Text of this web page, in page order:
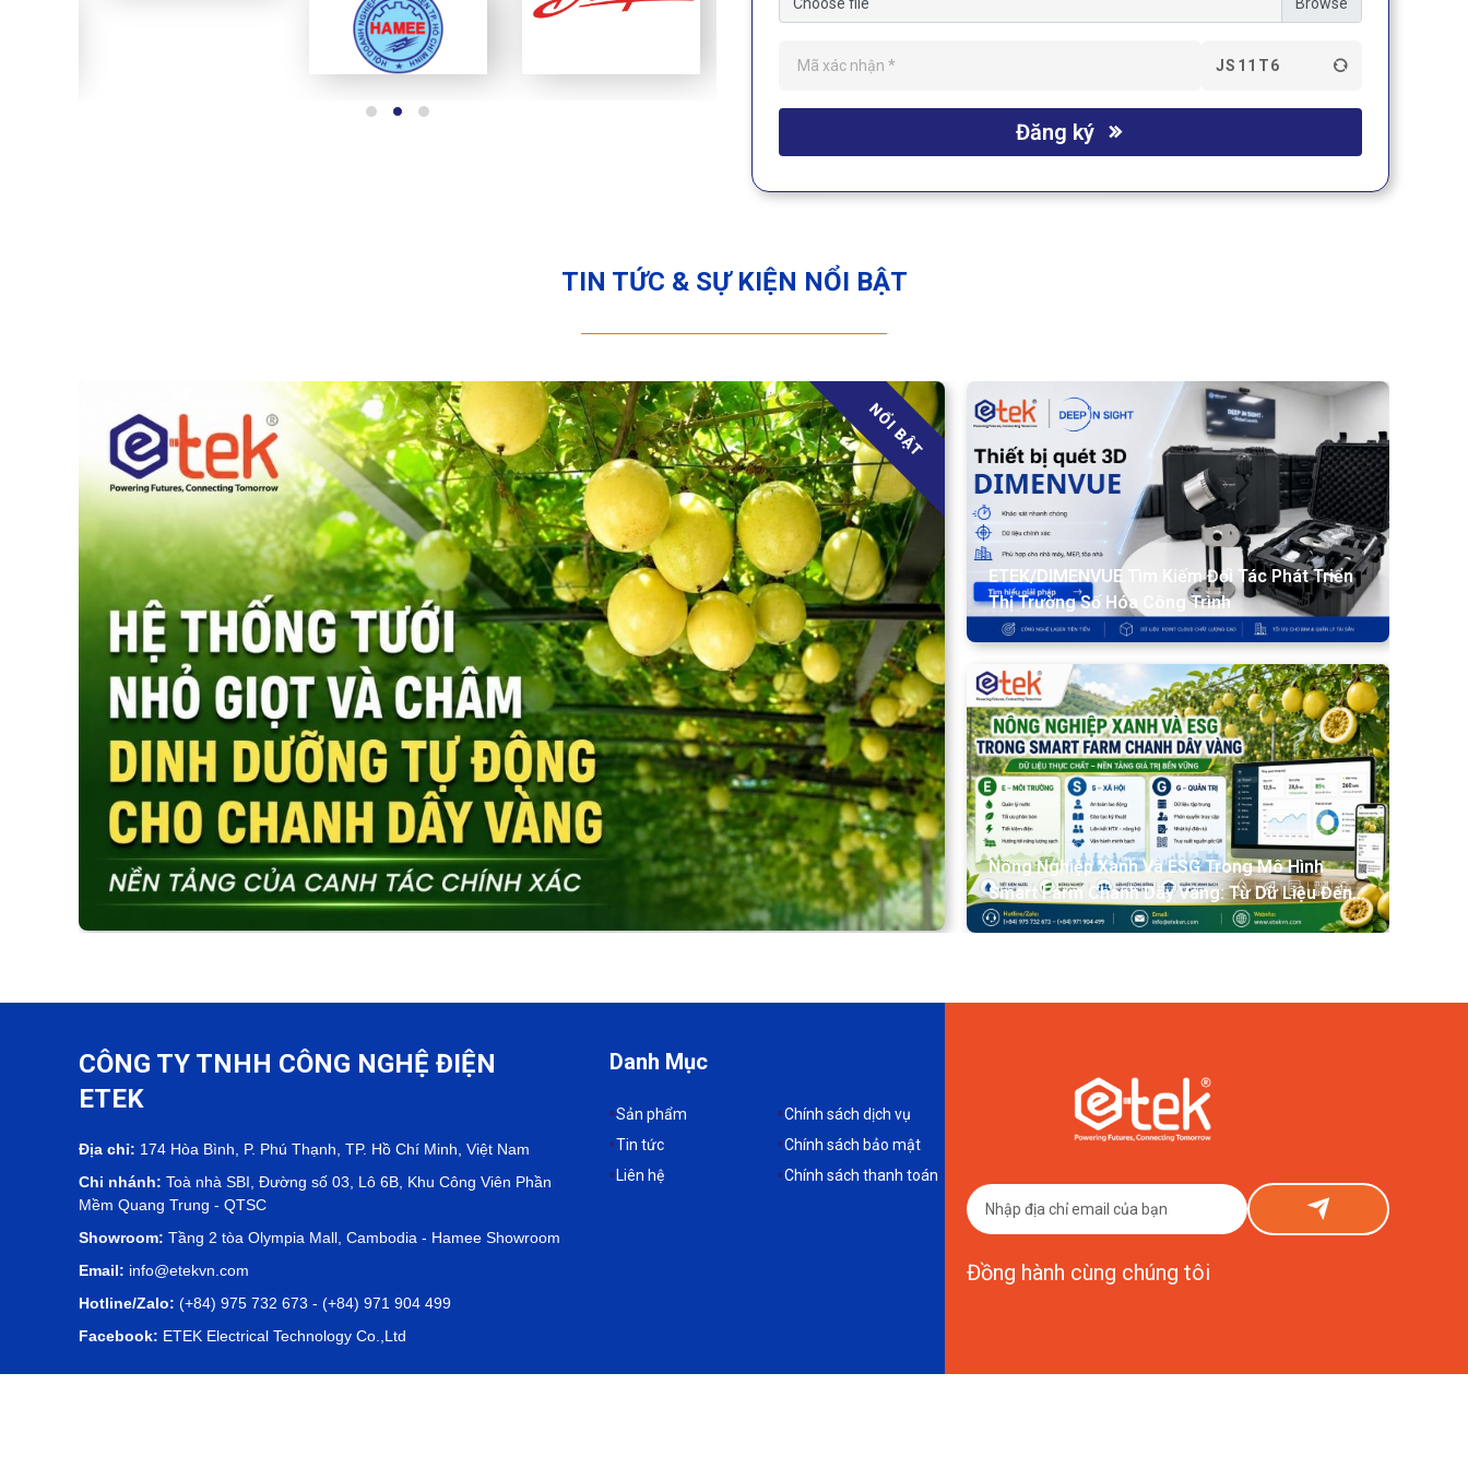
JS11T6
Đăng ký
TIN TỨC & SỰ KIỆN NỔI BẬT
NỔI BẬT
Hệ Thống Tưới Nhỏ Giọt & Châm Dinh Dưỡng Tự Động Cho Chanh Dây
Giải pháp tưới nhỏ giọt và châm dinh dưỡng tự động ETEK giúp farm chanh dây vàng kiểm soát nước, dinh dưỡng đồng
đều theo từng lô, tiết kiệm chi phí và hướng tới ESG.
ETEK/DIMENVUE Tìm Kiếm Đối Tác Phát Triển
Thị Trường Số Hóa Công Trình
Nông Nghiệp Xanh Và ESG Trong Mô Hình
Smart Farm Chanh Dây Vàng: Từ Dữ Liệu Đến
Giá Trị Bền Vững
CÔNG TY TNHH CÔNG NGHỆ ĐIỆN
ETEK
Địa chỉ: 174 Hòa Bình, P. Phú Thạnh, TP. Hồ Chí Minh, Việt Nam
Chi nhánh: Toà nhà SBI, Đường số 03, Lô 6B, Khu Công Viên Phần
Mềm Quang Trung - QTSC
Showroom: Tầng 2 tòa Olympia Mall, Cambodia - Hamee Showroom
Email: info@etekvn.com
Hotline/Zalo: (+84) 975 732 673 - (+84) 971 904 499
Facebook: ETEK Electrical Technology Co.,Ltd
Danh Mục
Sản phẩm
Chính sách dịch vụ
Tin tức
Chính sách bảo mật
Liên hệ
Chính sách thanh toán
Đồng hành cùng chúng tôi